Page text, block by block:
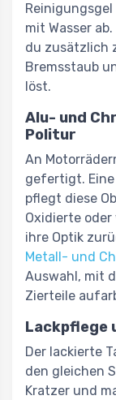
mit Wasser
du zusätzlich
Bremsstaub
löst.
Alu- und
Politur
An
gefertigt.
pflegt diese
Oxidierte
ihre Optik
Metall- und
Auswahl, mit
Zierteile
Lackpflege
Der lackierte
den gleichen
Kratzer und